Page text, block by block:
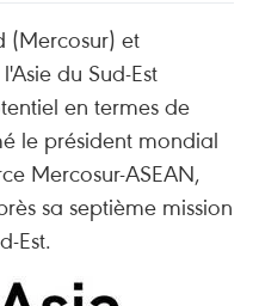
(Mercosur) et
du Sud-Est
en termes de
le président mondial
Mercosur-ASEAN,
sa septième mission
Est.